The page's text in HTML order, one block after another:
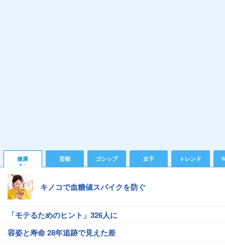
健康 芸能 ゴシップ 女子 トレンド
キノコで血糖値スパイクを防ぐ
「モテるためのヒント」326人に
容姿と寿命 28年追跡で見えた差